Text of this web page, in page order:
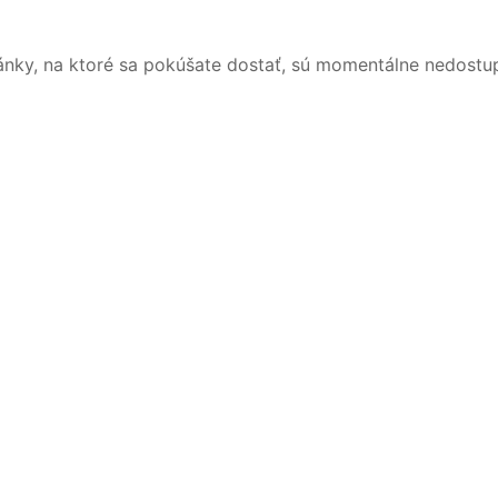
na ktoré sa pokúšate dostať, sú momentálne